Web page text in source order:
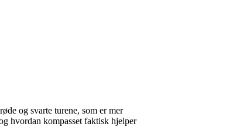
og svarte turene, som er mer
hvordan kompasset faktisk hjelper